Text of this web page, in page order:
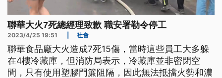
聯華大火7死總經理致歉 職安署勒令停工
2023/4/25 19:51 社會
聯華食品廠大火造成7死15傷，當時這些員工大多躲
在4樓冷藏庫，但消防局表示，冷藏庫並非密閉空
間，只有使用塑膠門簾阻隔，因此無法抵擋火勢和濃